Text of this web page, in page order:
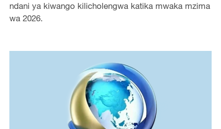
ndani ya kiwango kilicholengwa katika mwaka mzima
wa 2026.